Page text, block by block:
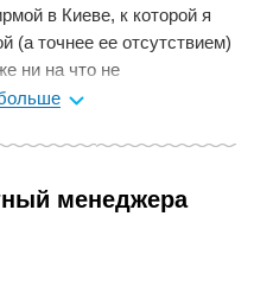
в Киеве, к которой я
(а точнее ее отсутствием)
ни на что не
на сайте. Но в
и уже к концу дня у
из Турции, который,
сказать, что очень
и, что попал именно к
так легко и просто и
менеджера